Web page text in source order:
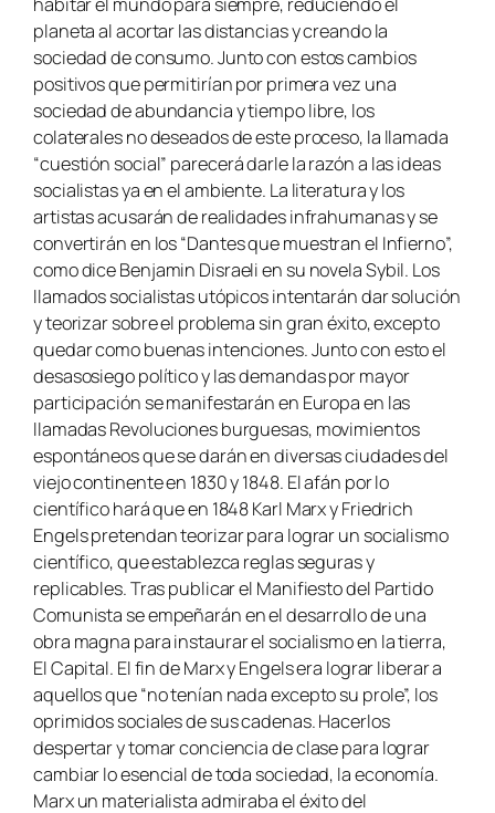
planeta al acortar las distancias y creando la
sociedad de consumo. Junto con estos cambios
positivos que permitirían por primera vez una
sociedad de abundancia y tiempo libre, los
colaterales no deseados de este proceso, la llamada
“cuestión social” parecerá darle la razón a las ideas
socialistas ya en el ambiente. La literatura y los
artistas acusarán de realidades infrahumanas y se
convertirán en los “Dantes que muestran el Infierno”,
como dice Benjamin Disraeli en su novela Sybil. Los
llamados socialistas utópicos intentarán dar solución
y teorizar sobre el problema sin gran éxito, excepto
quedar como buenas intenciones. Junto con esto el
desasosiego político y las demandas por mayor
participación se manifestarán en Europa en las
llamadas Revoluciones burguesas, movimientos
espontáneos que se darán en diversas ciudades del
viejo continente en 1830 y 1848. El afán por lo
científico hará que en 1848 Karl Marx y Friedrich
Engels pretendan teorizar para lograr un socialismo
científico, que establezca reglas seguras y
replicables. Tras publicar el Manifiesto del Partido
Comunista se empeñarán en el desarrollo de una
obra magna para instaurar el socialismo en la tierra,
El Capital. El fin de Marx y Engels era lograr liberar a
aquellos que “no tenían nada excepto su prole”, los
oprimidos sociales de sus cadenas. Hacerlos
despertar y tomar conciencia de clase para lograr
cambiar lo esencial de toda sociedad, la economía.
Marx un materialista admiraba el éxito del